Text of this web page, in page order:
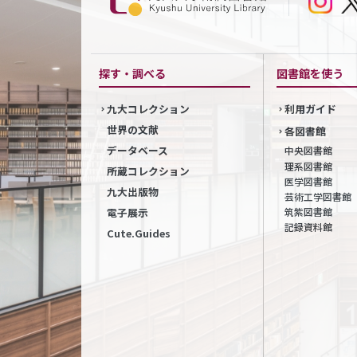
探す・調べる
九大コレクション
世界の文献
データベース
所蔵コレクション
九大出版物
電子展示
Cute.Guides
図書館を使う
利用ガイド
各図書館
中央図書館
理系図書館
医学図書館
芸術工学図書館
筑紫図書館
記録資料館